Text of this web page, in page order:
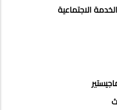
الاجتماعية